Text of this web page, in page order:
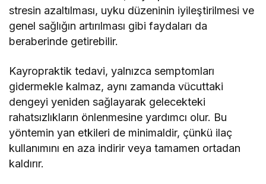
stresin azaltılması, uyku düzeninin iyileştirilmesi ve
genel sağlığın artırılması gibi faydaları da
beraberinde getirebilir.
Kayropraktik tedavi, yalnızca semptomları
gidermekle kalmaz, aynı zamanda vücuttaki
dengeyi yeniden sağlayarak gelecekteki
rahatsızlıkların önlenmesine yardımcı olur. Bu
yöntemin yan etkileri de minimaldir, çünkü ilaç
kullanımını en aza indirir veya tamamen ortadan
kaldırır.